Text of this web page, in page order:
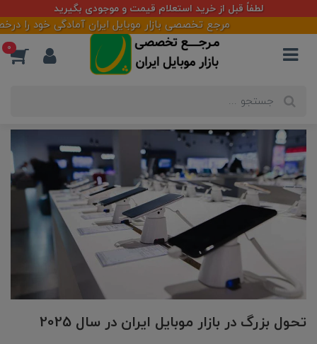
لطفاً قبل از خرید استعلام قیمت و موجودی بگیرید
مرجع تخصصی بازار موبایل ایران آمادگی خود را درخصوص
0
تحول بزرگ در بازار موبایل ایران در سال 2025